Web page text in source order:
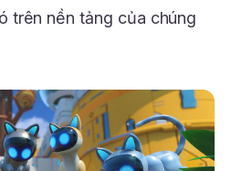
trên nền tảng của chúng